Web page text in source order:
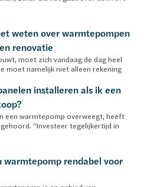
weten over warmtepompen
renovatie
moet zich vandaag de dag heel
moet namelijk niet alleen rekening
installeren als ik een
een warmtepomp overweegt, heeft
“Investeer tegelijkertijd in
warmtepomp rendabel voor